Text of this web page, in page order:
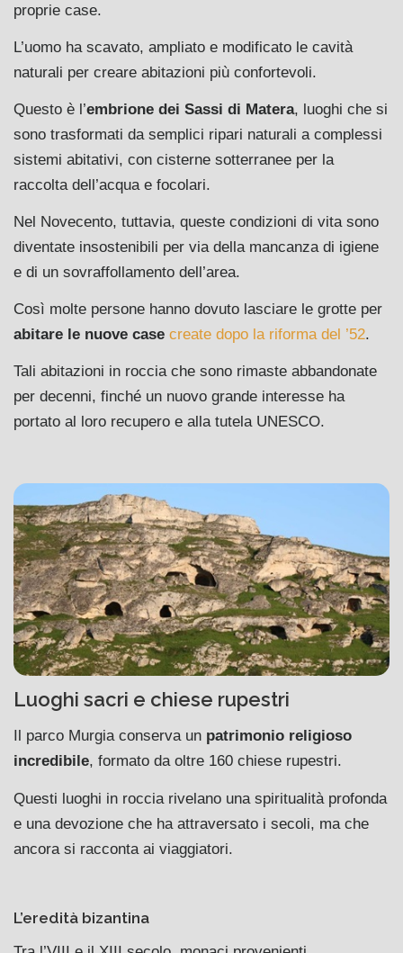
proprie case.
L’uomo ha scavato, ampliato e modificato le cavità
naturali per creare abitazioni più confortevoli.
Questo è l’embrione dei Sassi di Matera, luoghi che si
sono trasformati da semplici ripari naturali a complessi
sistemi abitativi, con cisterne sotterranee per la
raccolta dell’acqua e focolari.
Nel Novecento, tuttavia, queste condizioni di vita sono
diventate insostenibili per via della mancanza di igiene
e di un sovraffollamento dell’area.
Così molte persone hanno dovuto lasciare le grotte per
abitare le nuove case create dopo la riforma del ’52.
Tali abitazioni in roccia che sono rimaste abbandonate
per decenni, finché un nuovo grande interesse ha
portato al loro recupero e alla tutela UNESCO.
Luoghi sacri e chiese rupestri
Il parco Murgia conserva un patrimonio religioso
incredibile, formato da oltre 160 chiese rupestri.
Questi luoghi in roccia rivelano una spiritualità profonda
e una devozione che ha attraversato i secoli, ma che
ancora si racconta ai viaggiatori.
L’eredità bizantina